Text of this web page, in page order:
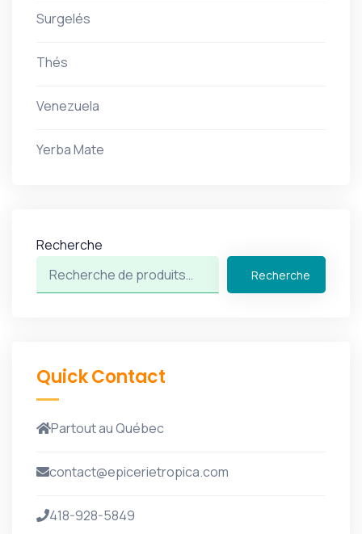
Surgelés
Thés
Venezuela
Yerba Mate
Recherche
Recherche
Quick Contact
Partout au Québec
contact@epicerietropica.com
418-928-5849